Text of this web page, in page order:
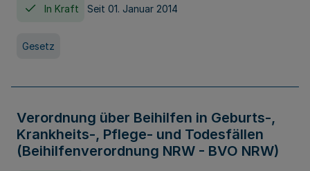
In Kraft Seit 01. Januar 2014
Gesetz
Verordnung über Beihilfen in Geburts-,
Krankheits-, Pflege- und Todesfällen
(Beihilfenverordnung NRW - BVO NRW)